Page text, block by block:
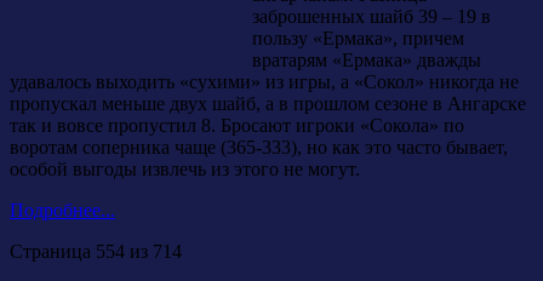
заброшенных шайб 39 – 19 в
пользу «Ермака», причем
вратарям «Ермака» дважды
удавалось выходить «сухими» из игры, а «Сокол» никогда не
пропускал меньше двух шайб, а в прошлом сезоне в Ангарске
так и вовсе пропустил 8. Бросают игроки «Сокола» по
воротам соперника чаще (365-333), но как это часто бывает,
особой выгоды извлечь из этого не могут.
Подробнее...
Страница 554 из 714